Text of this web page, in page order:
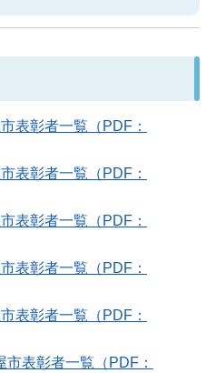
表彰者一覧（PDF：
表彰者一覧（PDF：
表彰者一覧（PDF：
表彰者一覧（PDF：
表彰者一覧（PDF：
市表彰者一覧（PDF：